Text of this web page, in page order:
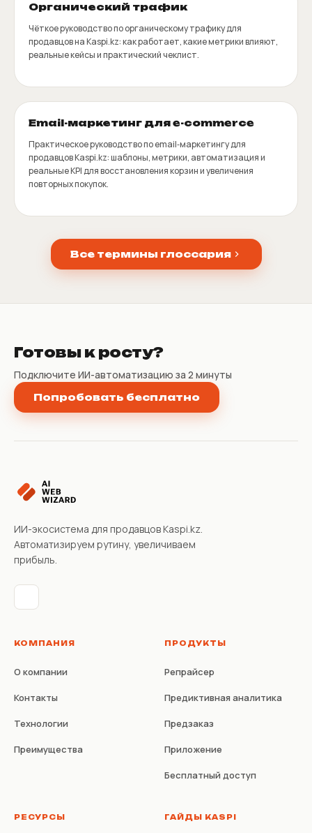
Органический трафик
Чёткое руководство по органическому трафику для
продавцов на Kaspi.kz: как работает, какие метрики влияют,
реальные кейсы и практический чеклист.
Email-маркетинг для e-commerce
Практическое руководство по email‑маркетингу для
продавцов Kaspi.kz: шаблоны, метрики, автоматизация и
реальные KPI для восстановления корзин и увеличения
повторных покупок.
Все термины глоссария
Готовы к росту?
Подключите ИИ-автоматизацию за 2 минуты
Попробовать бесплатно
ИИ-экосистема для продавцов Kaspi.kz.
Автоматизируем рутину, увеличиваем
прибыль.
КОМПАНИЯ
О компании
Контакты
Технологии
Преимущества
ПРОДУКТЫ
Репрайсер
Предиктивная аналитика
Предзаказ
Приложение
Бесплатный доступ
РЕСУРСЫ ГАЙДЫ KASPI